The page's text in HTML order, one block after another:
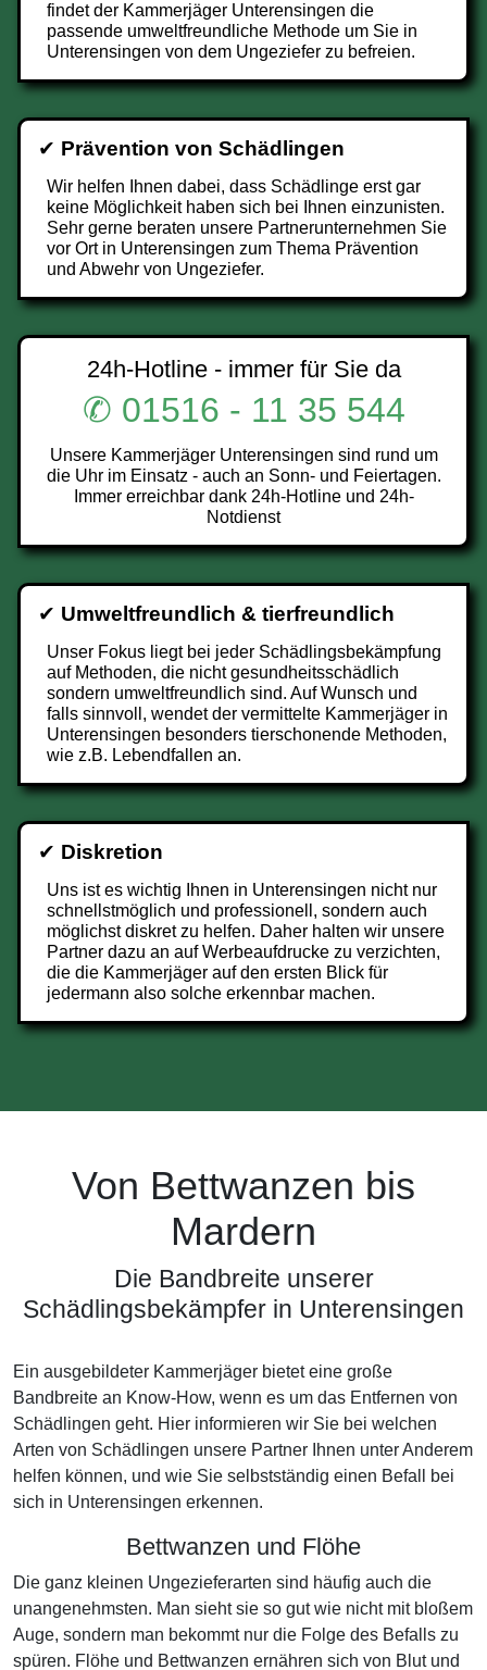
findet der Kammerjäger Unterensingen die
passende umweltfreundliche Methode um Sie in
Unterensingen von dem Ungeziefer zu befreien.
✔ Prävention von Schädlingen
Wir helfen Ihnen dabei, dass Schädlinge erst gar
keine Möglichkeit haben sich bei Ihnen einzunisten.
Sehr gerne beraten unsere Partnerunternehmen Sie
vor Ort in Unterensingen zum Thema Prävention
und Abwehr von Ungeziefer.
24h-Hotline - immer für Sie da
✆ 01516 - 11 35 544
Unsere Kammerjäger Unterensingen sind rund um
die Uhr im Einsatz - auch an Sonn- und Feiertagen.
Immer erreichbar dank 24h-Hotline und 24h-
Notdienst
✔ Umweltfreundlich & tierfreundlich
Unser Fokus liegt bei jeder Schädlingsbekämpfung
auf Methoden, die nicht gesundheitsschädlich
sondern umweltfreundlich sind. Auf Wunsch und
falls sinnvoll, wendet der vermittelte Kammerjäger in
Unterensingen besonders tierschonende Methoden,
wie z.B. Lebendfallen an.
✔ Diskretion
Uns ist es wichtig Ihnen in Unterensingen nicht nur
schnellstmöglich und professionell, sondern auch
möglichst diskret zu helfen. Daher halten wir unsere
Partner dazu an auf Werbeaufdrucke zu verzichten,
die die Kammerjäger auf den ersten Blick für
jedermann also solche erkennbar machen.
Von Bettwanzen bis
Mardern
Die Bandbreite unserer
Schädlingsbekämpfer in Unterensingen
Ein ausgebildeter Kammerjäger bietet eine große
Bandbreite an Know-How, wenn es um das Entfernen von
Schädlingen geht. Hier informieren wir Sie bei welchen
Arten von Schädlingen unsere Partner Ihnen unter Anderem
helfen können, und wie Sie selbstständig einen Befall bei
sich in Unterensingen erkennen.
Bettwanzen und Flöhe
Die ganz kleinen Ungezieferarten sind häufig auch die
unangenehmsten. Man sieht sie so gut wie nicht mit bloßem
Auge, sondern man bekommt nur die Folge des Befalls zu
spüren. Flöhe und Bettwanzen ernähren sich von Blut und